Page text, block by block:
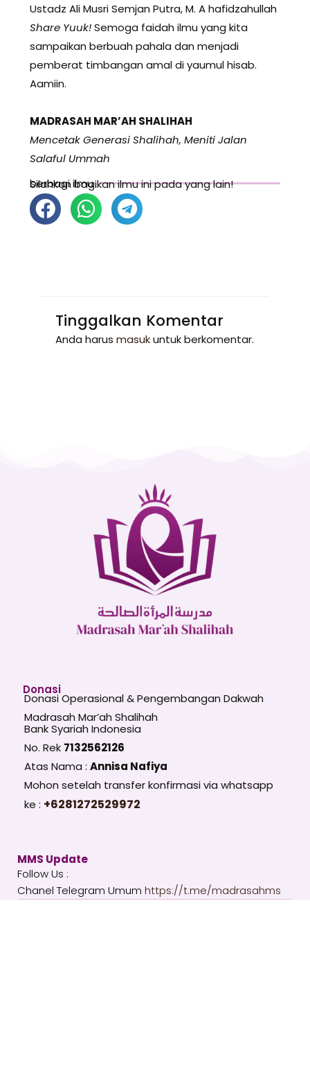
Ustadz Ali Musri Semjan Putra, M. A hafidzahullah
Share Yuuk!Semoga faidah ilmu yang kita
sampaikan berbuah pahala dan menjadi
pemberat timbangan amal di yaumul hisab.
Aamiin.
MADRASAH MAR’AH SHALIHAH
Mencetak Generasi Shalihah, Meniti Jalan
Salaful Ummah
berbagi ilmu
Silahkan bagikan ilmu ini pada yang lain!
Tinggalkan Komentar
Anda harus masukuntuk berkomentar.
Donasi
Donasi Operasional & Pengembangan Dakwah
Madrasah Mar’ah Shalihah
Bank Syariah Indonesia
No. Rek 7132562126
Atas Nama : Annisa Nafiya
Mohon setelah transfer konfirmasi via whatsapp
ke : +6281272529972
MMS Update
Follow Us :
Chanel Telegram Umum https://t.me/madrasahms